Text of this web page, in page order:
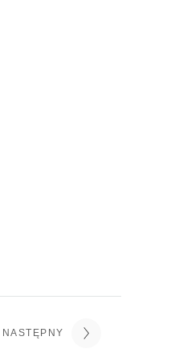
NASTĘPNY